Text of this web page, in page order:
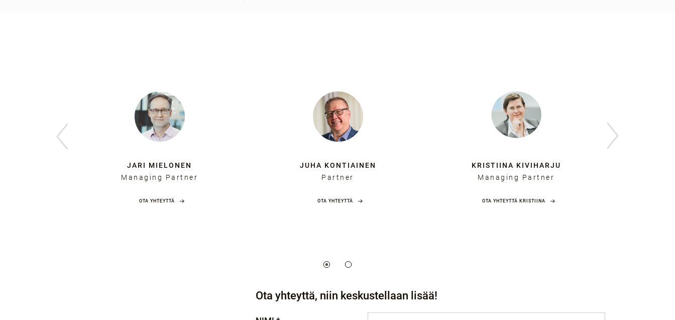
JARI MIELONEN
Managing Partner
OTA YHTEYTTÄ
JUHA KONTIAINEN
Partner
OTA YHTEYTTÄ
KRISTIINA KIVIHARJU
Managing Partner
OTA YHTEYTTÄ KRISTIINA
Ota yhteyttä, niin keskustellaan lisää!